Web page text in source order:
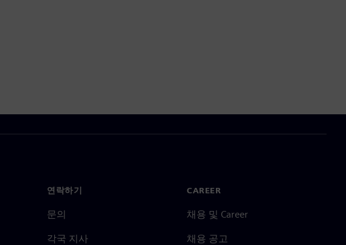
연락하기
문의
각국 지사
CAREER
채용 및 Career
채용 공고